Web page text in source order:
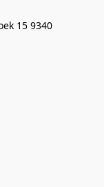
15 9340